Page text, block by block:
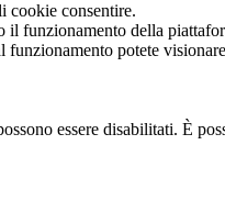
cookie consentire.
il funzionamento della
funzionamento potete
essere disabilitati. È